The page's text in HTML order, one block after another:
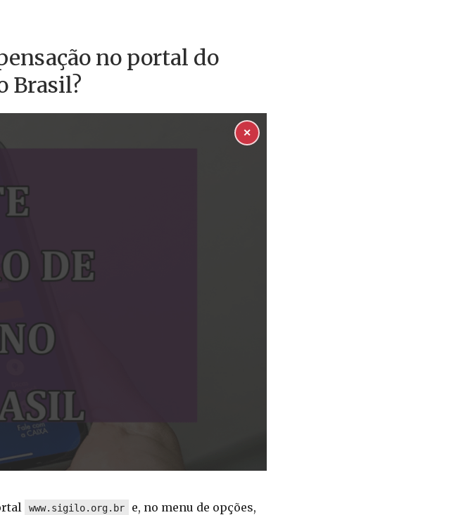
no portal do
Brasil?
✕
www.sigilo.org.br
e, no menu de opções,